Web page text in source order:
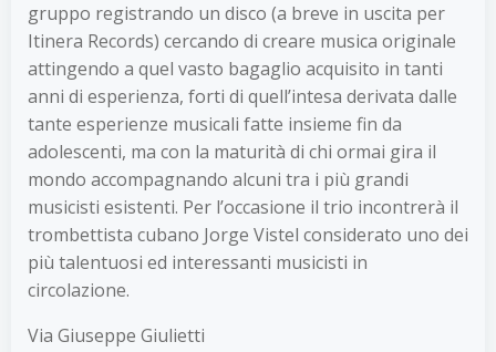
gruppo registrando un disco (a breve in uscita per
Itinera Records) cercando di creare musica originale
attingendo a quel vasto bagaglio acquisito in tanti
anni di esperienza, forti di quell’intesa derivata dalle
tante esperienze musicali fatte insieme fin da
adolescenti, ma con la maturità di chi ormai gira il
mondo accompagnando alcuni tra i più grandi
musicisti esistenti. Per l’occasione il trio incontrerà il
trombettista cubano Jorge Vistel considerato uno dei
più talentuosi ed interessanti musicisti in
circolazione.
Via Giuseppe Giulietti